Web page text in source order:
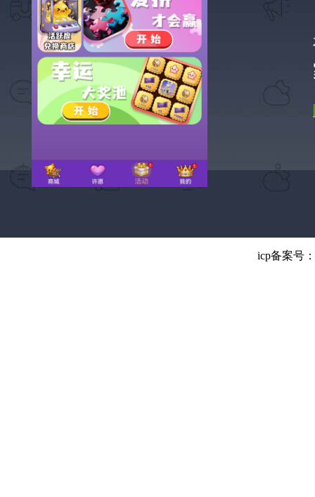
icp备案号：